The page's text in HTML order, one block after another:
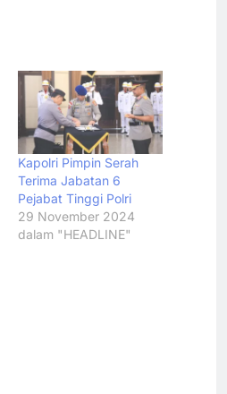
Kapolri Pimpin Serah
Terima Jabatan 6
Pejabat Tinggi Polri
29 November 2024
dalam "HEADLINE"